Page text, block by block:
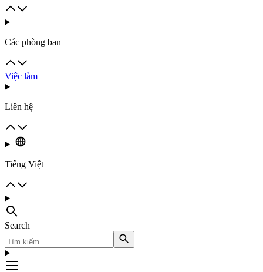
Các phòng ban
Việc làm
Liên hệ
Tiếng Việt
Search